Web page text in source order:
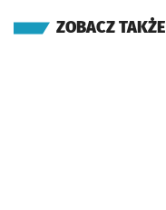
ZOBACZ TAKŻE